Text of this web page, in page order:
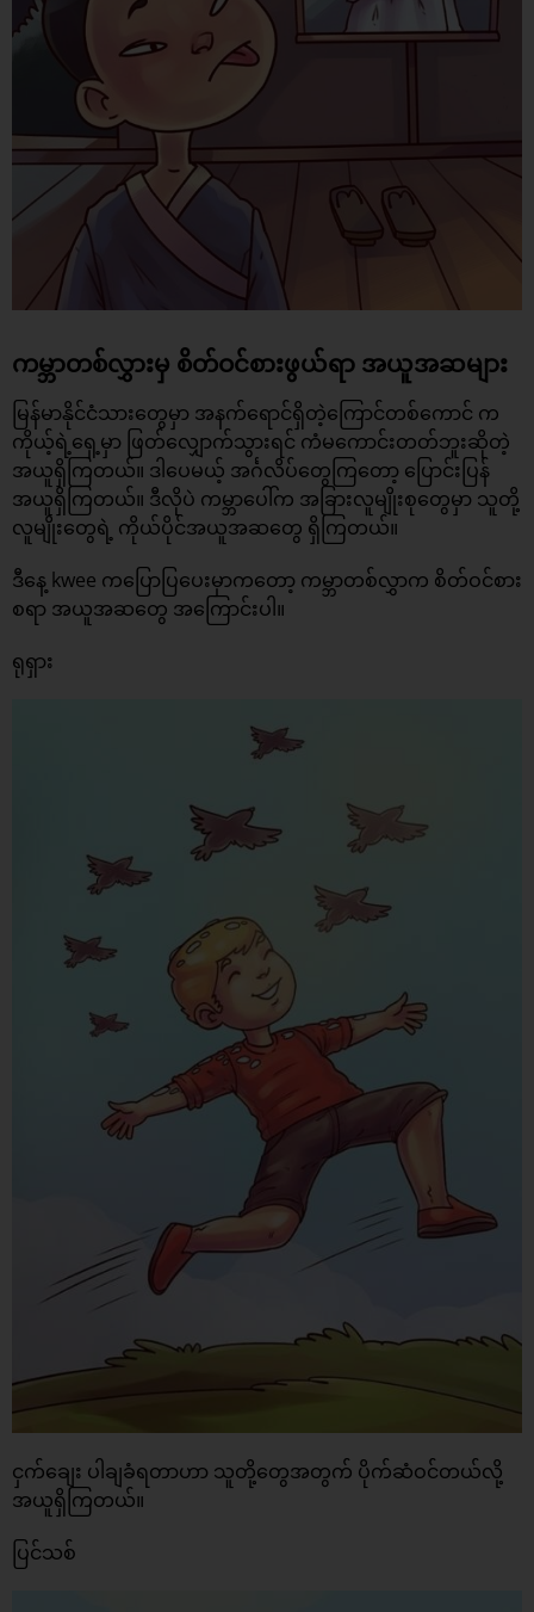
ကမ္ဘာတစ်လွှားမှ စိတ်ဝင်စားဖွယ်ရာ အယူအဆများ
မြန်မာနိုင်ငံသားတွေမှာ အနက်ရောင်ရှိတဲ့ကြောင်တစ်ကောင် က
ကိုယ့်ရဲ့ရှေ့မှာ ဖြတ်လျှောက်သွားရင် ကံမကောင်းတတ်ဘူးဆိုတဲ့
အယူရှိကြတယ်။ ဒါပေမယ့် အင်္ဂလိပ်တွေကြတော့ ပြောင်းပြန်
အယူရှိကြတယ်။ ဒီလိုပဲ ကမ္ဘာပေါ်က အခြားလူမျိုးစုတွေမှာ သူတို့
လူမျိုးတွေရဲ့ ကိုယ်ပိုင်အယူအဆတွေ ရှိကြတယ်။
ဒီနေ့ kwee ကပြောပြပေးမှာကတော့ ကမ္ဘာတစ်လွှာက စိတ်ဝင်စား
စရာ အယူအဆတွေ အကြောင်းပါ။
ရုရှား
ငှက်ချေး ပါချခံရတာဟာ သူတို့တွေအတွက် ပိုက်ဆံဝင်တယ်လို့
အယူရှိကြတယ်။
ပြင်သစ်